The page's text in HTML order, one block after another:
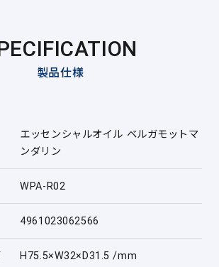
製品仕様
エッセンシャルオイル ベルガモットマ
ンダリン
WPA-R02
4961023062566
H75.5×W32×D31.5 /mm